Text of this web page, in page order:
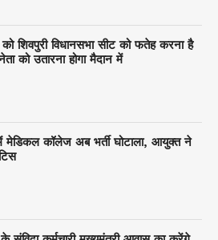
शिवपुरी विधानसभा सीट को फतेह करना है
को उतारना होगा मैदान में
में मेडिकल कॉलेज अब भर्ती घोटाला, आयुक्त ने